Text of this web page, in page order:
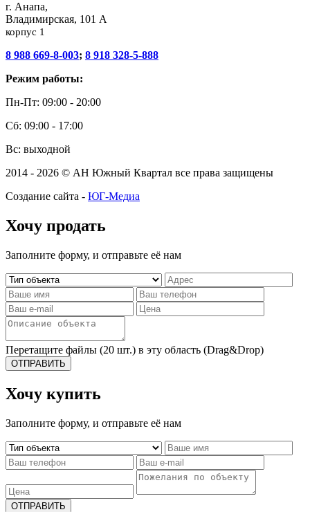
г. Анапа,
Владимирская, 101 А
корпус 1
8 988 669-8-003; 8 918 328-5-888
Режим работы:
Пн-Пт: 09:00 - 20:00
Сб: 09:00 - 17:00
Вс: выходной
2014 - 2026 © АН Южный Квартал все права защищены
Создание сайта - ЮГ-Медиа
Хочу продать
Заполните форму, и отправьте её нам
Перетащите файлы (20 шт.) в эту область (Drag&Drop)
ОТПРАВИТЬ
Хочу купить
Заполните форму, и отправьте её нам
ОТПРАВИТЬ